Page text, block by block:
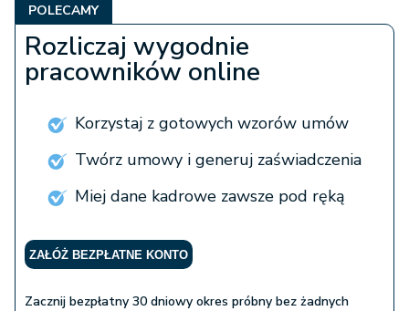
POLECAMY
Rozliczaj wygodnie
pracowników online
Korzystaj z gotowych wzorów umów
Twórz umowy i generuj zaświadczenia
Miej dane kadrowe zawsze pod ręką
ZAŁÓŻ BEZPŁATNE KONTO
Zacznij bezpłatny 30 dniowy okres próbny bez żadnych